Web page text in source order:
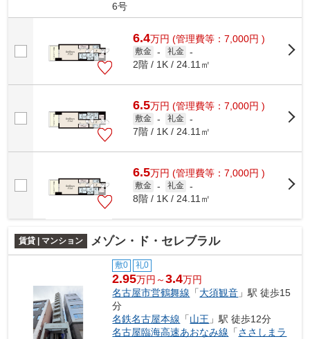
6号
6.4万円 (管理費等：7,000円 )
敷金 - 礼金 -
2階 / 1K / 24.11㎡
6.5万円 (管理費等：7,000円 )
敷金 - 礼金 -
7階 / 1K / 24.11㎡
6.5万円 (管理費等：7,000円 )
敷金 - 礼金 -
8階 / 1K / 24.11㎡
賃貸 | マンション メゾン・ド・セレブラル
敷0 礼0
2.95万円～3.4万円
名古屋市営鶴舞線 「大須観音 」駅 徒歩15
分
名鉄名古屋本線 「山王 」駅 徒歩12分
名古屋臨海高速あおなみ線 「ささしまラ